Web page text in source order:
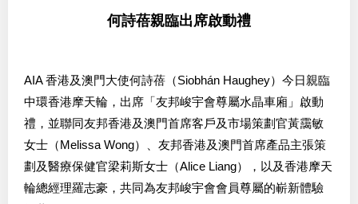
何詩蓓親臨出席啟動禮
AIA 香港及澳門大使何詩蓓（Siobhán Haughey）今日親臨
中環香港摩天輪，出席「友邦峻宇會尊屬水晶車廂」啟動
禮，並聯同友邦香港及澳門首席客戶及市場策劃官黃靄敏
女士（Melissa Wong）、友邦香港及澳門首席產品主張策
劃及醫療保健官梁莉斯女士（Alice Liang），以及香港摩天
輪總經理羅志豪，共同為友邦峻宇會會員尊屬的嶄新體驗